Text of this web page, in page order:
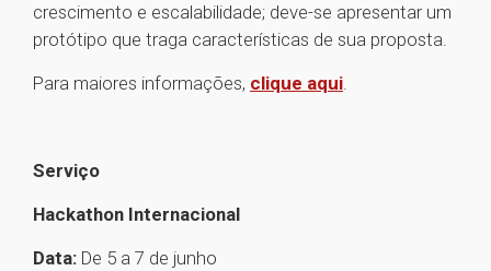
crescimento e escalabilidade; deve-se apresentar um
protótipo que traga características de sua proposta.
Para maiores informações, clique aqui.
Serviço
Hackathon Internacional
Data: De 5 a 7 de junho